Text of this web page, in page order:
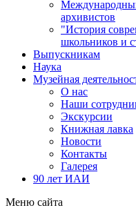
архивистов
"История
школьников и
Выпускникам
Наука
Музейная
О нас
Наши
Экскурсии
Книжная лавка
Новости
Контакты
Галерея
90 лет ИАИ
Меню сайта